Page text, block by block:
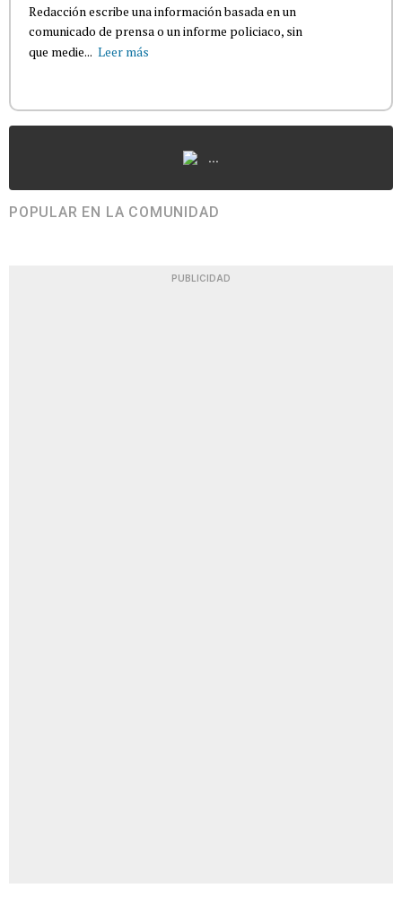
Redacción escribe una información basada en un
comunicado de prensa o un informe policiaco, sin
que medie... Leer más
...
POPULAR EN LA COMUNIDAD
PUBLICIDAD